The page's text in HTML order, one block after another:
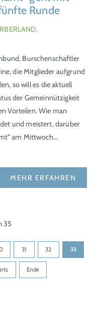
Runde
Burschenschaftler
die Mitglieder aufgrund
so will es die aktuell
der Gemeinnützigkeit
Vorteilen. Wie man
und meistert, darüber
am Mittwoch…
MEHR ERFAHREN
35
31 32 33
Ende